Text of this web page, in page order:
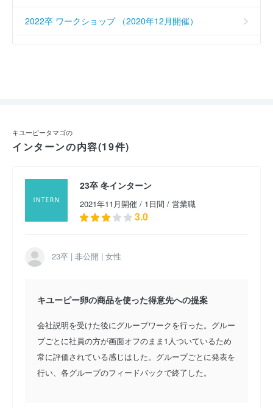
2022卒 ワークショップ （2020年12月開催）
キユーピータマゴの
インターンの内容(19件)
23卒 冬インターン
2021年11月開催 / 1日間 / 営業職
3.0
23卒 | 非公開 | 女性
キユーピー卵の商品を使った得意先への提案
会社説明を受けた後にグループワークを行った。グルー
プごとに社員の方が画面オフのまま1人ついているため
常に評価されている感じはした。グループごとに発表を
行い、各グループのフィードバックで終了した。